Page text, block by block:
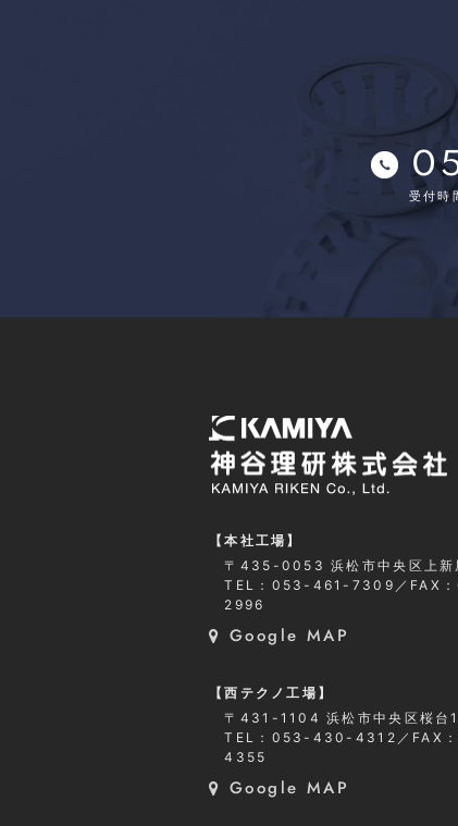
受付
【本社工場】
〒435-0053 浜松市中央区上新
TEL：053-461-7309 ／ FAX
2996
Google MAP
【西テクノ工場】
〒431-1104 浜松市中央区桜台
TEL：053-430-4312 ／ FAX
4355
Google MAP